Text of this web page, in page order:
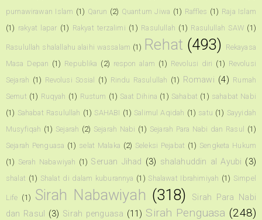
purnawirawan Islam (1) Qarun (2) Quantum Jiwa (1) Raffles (1) Raja Islam
(1) rakyat lapar (1) Rakyat terzalimi (1) Rasulullah (1) Rasulullah SAW (1)
Rasulullah shalallahu alaihi wassalam (1) Rehat (493) Rekayasa
Masa Depan (1) Republika (2) respon alam (1) Revolusi diri (1) Revolusi
Sejarah (1) Revolusi Sosial (1) Rindu Rasulullah (1) Romawi (4) Rumah
Semut (1) Ruqyah (1) Rustum (1) Saat Dihina (1) Sahabat (1) sahabat Nabi
(1) Sahabat Rasulullah (1) SAHABI (1) Salimul Aqidah (1) satu (1) Sayyidah
Musyfiqah (1) Sejarah (2) Sejarah Nabi (1) Sejarah Para Nabi dan Rasul
(1)
Sejarah Penguasa (1) selat Malaka (2) Seleksi Pejabat (1) Sengketa Hukum
(1) Serah Nabawiyah (1) Seruan Jihad (3) shalahuddin al Ayubi (3)
shalat (1) Shalat di dalam kuburannya (1) Shalawat Ibrahimiyah (1) Simpel
Life (1) Sirah Nabawiyah (318)
Sirah Para Nabi
dan Rasul
(3) Sirah penguasa (11) Sirah Penguasa (248)